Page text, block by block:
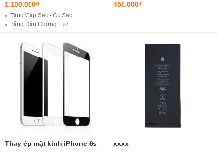
1.100.000₫
Tặng Cáp Sạc - Củ Sạc
Tặng Dán Cường Lực
450.000₫
Thay ép mặt kính iPhone 6s xxxx